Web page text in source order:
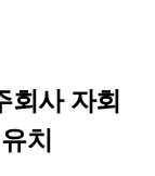
회사 자회
치